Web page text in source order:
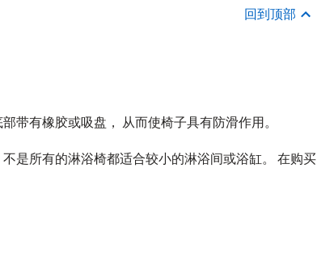
回到顶部
带有橡胶或吸盘， 从而使椅子具有防滑作用。
是所有的淋浴椅都适合较小的淋浴间或浴缸。 在购买